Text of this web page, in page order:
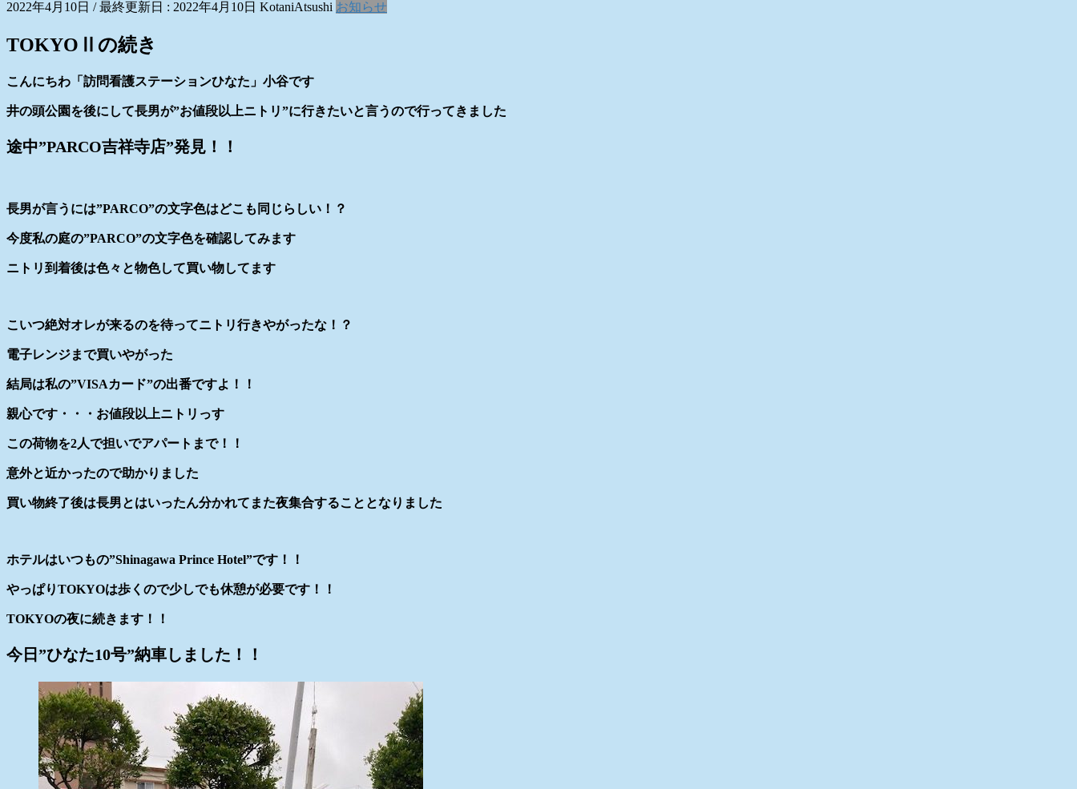
2022年4月10日 / 最終更新日 : 2022年4月10日 KotaniAtsushi お知らせ
TOKYOⅡの続き
こんにちわ「訪問看護ステーションひなた」小谷です
井の頭公園を後にして長男が”お値段以上ニトリ”に行きたいと言うので行ってきました
途中”PARCO吉祥寺店”発見！！
長男が言うには”PARCO”の文字色はどこも同じらしい！？
今度私の庭の”PARCO”の文字色を確認してみます
ニトリ到着後は色々と物色して買い物してます
こいつ絶対オレが来るのを待ってニトリ行きやがったな！？
電子レンジまで買いやがった
結局は私の”VISAカード”の出番ですよ！！
親心です・・・お値段以上ニトリっす
この荷物を2人で担いでアパートまで！！
意外と近かったので助かりました
買い物終了後は長男とはいったん分かれてまた夜集合することとなりました
ホテルはいつもの”Shinagawa Prince Hotel”です！！
やっぱりTOKYOは歩くので少しでも休憩が必要です！！
TOKYOの夜に続きます！！
今日”ひなた10号”納車しました！！